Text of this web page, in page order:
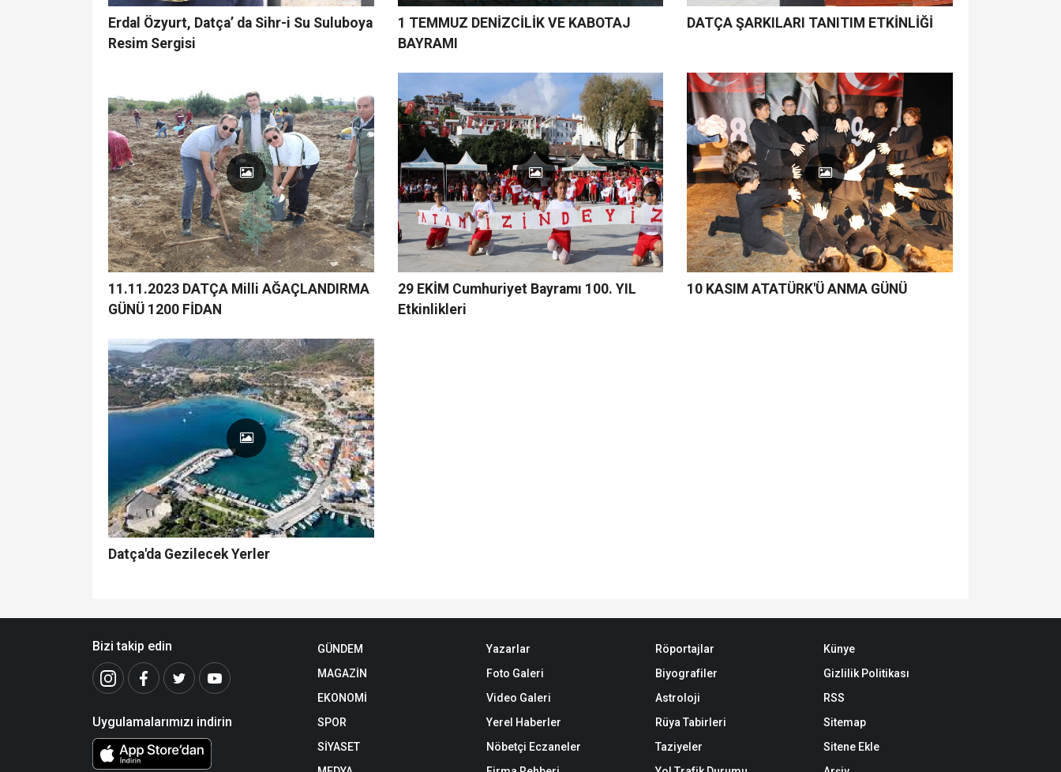
Erdal Öz­yurt, Datça’ da Sihr-i Su Su­lu­bo­ya
Resim Ser­gi­si­
1 TEMMUZ DENİZCİLİK VE KABOTAJ
BAYRAMI
DATÇA ŞARKILARI TANITIM ETKİNLİĞİ
11.11.2023 DATÇA Milli AĞAÇLANDIRMA
GÜNÜ 1200 FİDAN
29 EKİM Cumhuriyet Bayramı 100. YIL
Etkinlikleri
10 KASIM ATATÜRK'Ü ANMA GÜNÜ
Datça'da Gezilecek Yerler
Bizi takip edin
Uygulamalarımızı indirin
GÜNDEM
MAGAZİN
EKONOMİ
SPOR
SİYASET
Yazarlar
Foto Galeri
Video Galeri
Yerel Haberler
Nöbetçi Eczaneler
Röportajlar
Biyografiler
Astroloji
Rüya Tabirleri
Taziyeler
Künye
Gizlilik Politikası
RSS
Sitemap
Sitene Ekle